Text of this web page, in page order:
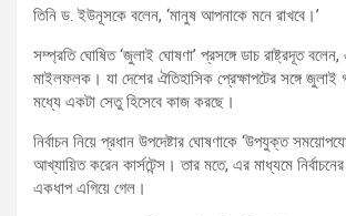
তিনি ড. ইউনূসকে বলেন, ‘মানুষ আপনাকে মনে রাখবে।’
সম্প্রতি ঘোষিত ‘জুলাই ঘোষণা’ প্রসঙ্গে ডাচ রাষ্ট্রদূত
মাইলফলক। যা দেশের ঐতিহাসিক প্রেক্ষাপটের সঙ্গে জুলাই
মধ্যে একটা সেতু হিসেবে কাজ করছে।
নির্বাচন নিয়ে প্রধান উপদেষ্টার ঘোষণাকে ‘উপযুক্ত
আখ্যায়িত করেন কার্সটেন্স। তার মতে, এর মাধ্যমে
একধাপ এগিয়ে গেল।